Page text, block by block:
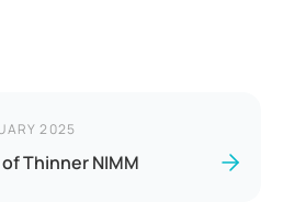
2025
Thinner NIMM